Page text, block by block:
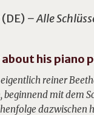
(DE) – Alle
his piano
eigentlich reiner
mit dem